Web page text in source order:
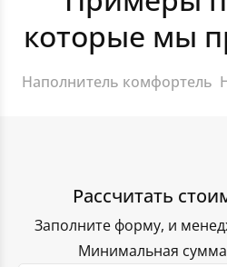
Чехлы на кулеры
индивидуально.
которые мы
Наполнитель комфортель
Рассчитать
Заполните форму, и
Минимальная сумма